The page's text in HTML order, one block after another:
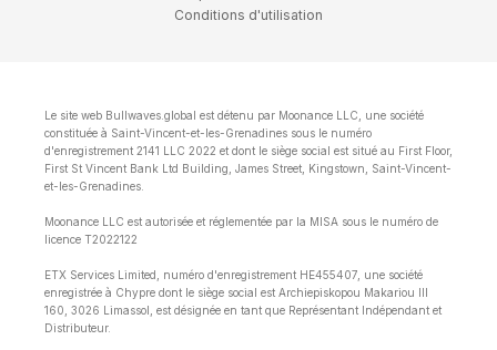
Conditions d'utilisation
Le site web Bullwaves.global est détenu par Moonance LLC, une société
constituée à Saint-Vincent-et-les-Grenadines sous le numéro
d'enregistrement 2141 LLC 2022 et dont le siège social est situé au First Floor,
First St Vincent Bank Ltd Building, James Street, Kingstown, Saint-Vincent-
et-les-Grenadines.
Moonance LLC est autorisée et réglementée par la MISA sous le numéro de
licence T2022122
ETX Services Limited, numéro d'enregistrement HE455407, une société
enregistrée à Chypre dont le siège social est Archiepiskopou Makariou lll
160, 3026 Limassol, est désignée en tant que Représentant Indépendant et
Distributeur.